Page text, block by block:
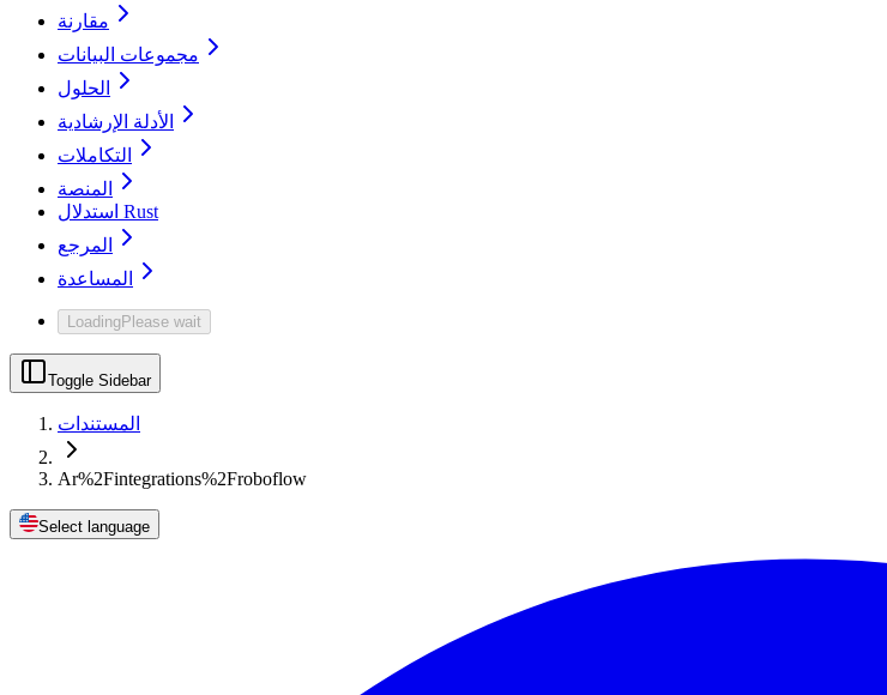
مقارنة
مجموعات البيانات
الحلول
الأدلة الإرشادية
التكاملات
المنصة
استدلال Rust
المرجع
المساعدة
LoadingPlease wait
Toggle Sidebar
المستندات
Ar%2Fintegrations%2Froboflow
Select language